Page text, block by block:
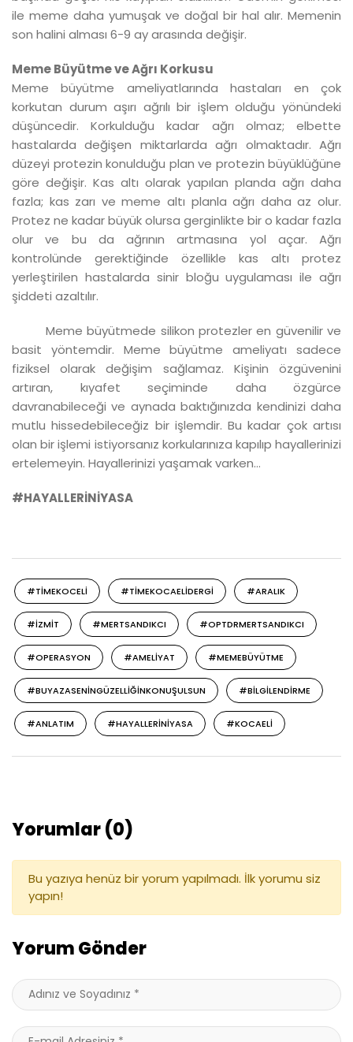
ile meme daha yumuşak ve doğal bir hal alır. Memenin
son halini alması 6-9 ay arasında değişir.
Meme Büyütme ve Ağrı Korkusu
Meme büyütme ameliyatlarında hastaları en çok
korkutan durum aşırı ağrılı bir işlem olduğu yönündeki
düşüncedir. Korkulduğu kadar ağrı olmaz; elbette
hastalarda değişen miktarlarda ağrı olmaktadır. Ağrı
düzeyi protezin konulduğu plan ve protezin büyüklüğüne
göre değişir. Kas altı olarak yapılan planda ağrı daha
fazla; kas zarı ve meme altı planla ağrı daha az olur.
Protez ne kadar büyük olursa gerginlikte bir o kadar fazla
olur ve bu da ağrının artmasına yol açar. Ağrı
kontrolünde gerektiğinde özellikle kas altı protez
yerleştirilen hastalarda sinir bloğu uygulaması ile ağrı
şiddeti azaltılır.
Meme büyütmede silikon protezler en güvenilir ve
basit yöntemdir. Meme büyütme ameliyatı sadece
fiziksel olarak değişim sağlamaz. Kişinin özgüvenini
artıran, kıyafet seçiminde daha özgürce
davranabileceği ve aynada baktığınızda kendinizi daha
mutlu hissedebileceğiz bir işlemdir. Bu kadar çok artısı
olan bir işlemi istiyorsanız korkularınıza kapılıp hayallerinizi
ertelemeyin. Hayallerinizi yaşamak varken…
#HAYALLERİNİYASA
#TIMEKOCELI #TIMEKOCAELIDERGI #ARALIK
#IZMIT #MERTSANDIKCI #OPTDRMERTSANDIKCI
#OPERASYON #AMELIYAT #MEMEBÜYÜTME
#BUYAZASENINGÜZELLIĞINKONUŞULSUN #BILGILENDIRME
#ANLATIM #HAYALLERINIYASA #KOCAELI
Yorumlar (0)
Bu yazıya henüz bir yorum yapılmadı. İlk yorumu siz
yapın!
Yorum Gönder